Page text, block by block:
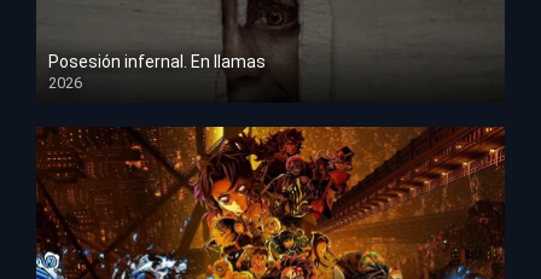
Posesión infernal. En llamas
2026
HD 1080p